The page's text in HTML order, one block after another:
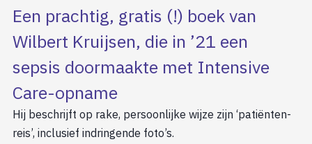
Een prachtig, gratis (!) boek van
Wilbert Kruijsen, die in ’21 een
sepsis doormaakte met Intensive
Care-opname
Hij beschrijft op rake, persoonlijke wijze zijn ‘patiënten-
reis’, inclusief indringende foto’s.